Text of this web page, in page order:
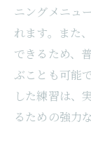
ニングメニュ
れます。また
できるため、
ぶことも可能
した練習は、
るための強力